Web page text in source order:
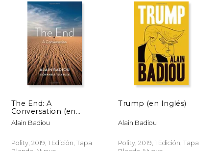
11% $ 12.95 15%
The End: A
Conversation (en
Inglés)
Alain Badiou
Polity, 2019, 1 Edición, Tapa
Trump (en Inglés)
Alain Badiou
Polity, 2019, 1 Edición, Tapa